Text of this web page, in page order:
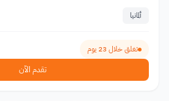
ألمانيا
تغلق خلال 23 يوم
تقدم الآن